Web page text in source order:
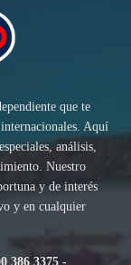
que te
Aquí
análisis,
Nuestro
y de interés
y en cualquier
386 3375 -